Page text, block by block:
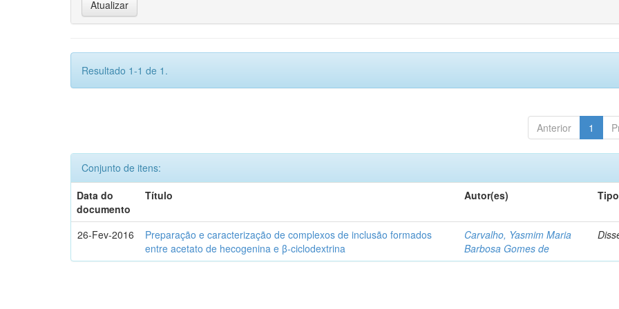
Resultado 1-1 de 1.
Anterior 1
Conjunto de itens:
Data do
documento
Título Autor(es) Tipo
26-Fev-2016
Preparação e caracterização de complexos de inclusão formados
entre acetato de hecogenina e β-ciclodextrina
Carvalho, Yasmim Maria
Barbosa Gomes de